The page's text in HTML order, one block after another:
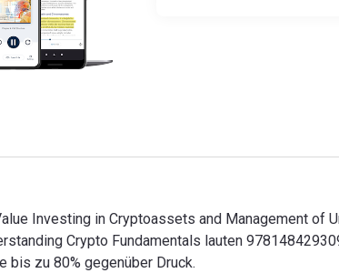
Investing in Cryptoassets and Management
Crypto Fundamentals lauten
bis zu 80% gegenüber Druck.